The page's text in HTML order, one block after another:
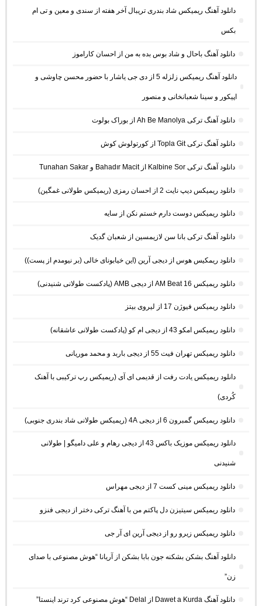
دانلود آهنگ ریمیکس شاد بندری تریبال آخر هفته از سندی و معین و تی ام
بکس
دانلود آهنگ باحال و شاد بوس بده به من از احسان کاراموز
دانلود آهنگ ریمیکس زلزله 5 از دی جی یاشار با حضور محسن چاوشی و
اپیکور و سینا شعبانخانی و منصور
دانلود آهنگ ترکی Ah Be Manolya از بوراک بولوت
دانلود آهنگ ترکی Topla Git از کورتولوش کوش
دانلود آهنگ ترکی Kalbine Sor از Bahadır Macit و Tunahan Sakar
دانلود ریمیکس دیپ نایت 2 از احسان رمزی (ریمیکس طولانی غمگین)
دانلود ریمیکس دوست دارم خستم نکن از سایه
دانلود آهنگ ترکی بانا سن لازیمسین از شعبان گدیک
دانلود ریمکیس هوس از دیجی آرین (این خیابونای خالی (بر نیومدم از پست))
دانلود ریمیکس AM Beat 16 از دیجی AMB (پادکست طولانی شنیدنی)
دانلود ریمیکس فیوژن 17 از لیروی بیتز
دانلود ریمیکس امکو 43 از دیجی ام کو (پادکست طولانی عاشقانه)
دانلود ریمیکس تهران فیت 55 از دیجی باربد و محمد موریانی
دانلود ریمیکس یادت رفت از قدیمی ای آی (ریمیکس رپ ترکیبی با آهنک
کُردی)
دانلود ریمیکس گمبرون 6 از دیجی 4A (ریمیکس طولانی شاد بندری جنوبی)
دانلود ریمیکس موزیک باکس 43 از دیجی رهام و علی دامیگو | طولانی
شنیدنی
دانلود ریمیکس مینی کست 7 از دیجی مهراس
دانلود ریمیکس سیتیزن دل پاکتم من با آهنگ ترکی دختر از دیجی فنزو
دانلود ریمیکس زیرو رو از دیجی آرین ای آر جی
دانلود آهنگ بشکن بشکنه جون بابا بشکن از آریانا “هوش مصنوعی با صدای
زن”
دانلود آهنگ Dawet a Kurda از Delal “هوش مصنوعی کرد ترند اینستا”